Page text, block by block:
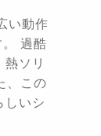
い動作
過酷
ソリ
、この
しいシ